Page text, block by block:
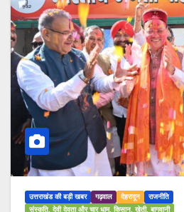
उत्तराखंड की बड़ी खबर गढ़वाल देहरादून
राजनीति
संस्कृति, देवी देवता और चार धाम, किसान, खेती, बागवानी